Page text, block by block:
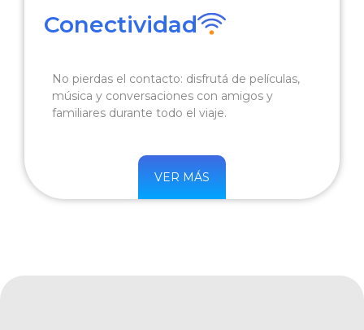
Conectividad
No pierdas el contacto: disfrutá de películas,
música y conversaciones con amigos y
familiares durante todo el viaje.
VER MÁS